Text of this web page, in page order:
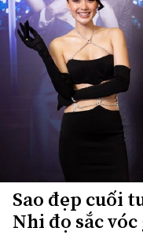
Sao đẹp cuối
Nhi đọ sắc